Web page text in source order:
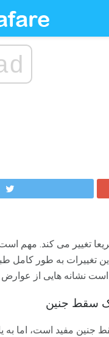
تغییر می کند. مهم
تغییرات به طور
است نشانه هایی از
سقط جنین
جنین مفید است، اما به